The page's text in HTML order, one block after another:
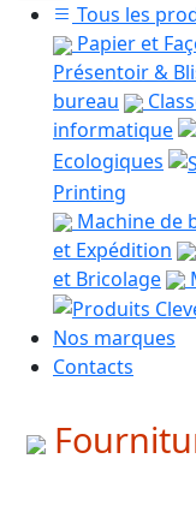
Tous les
Papier et
Présentoir &
bureau
informatique
Ecologiques
Printing
Machine de
et Expédition
et Bricolage
Nos marques
Contacts